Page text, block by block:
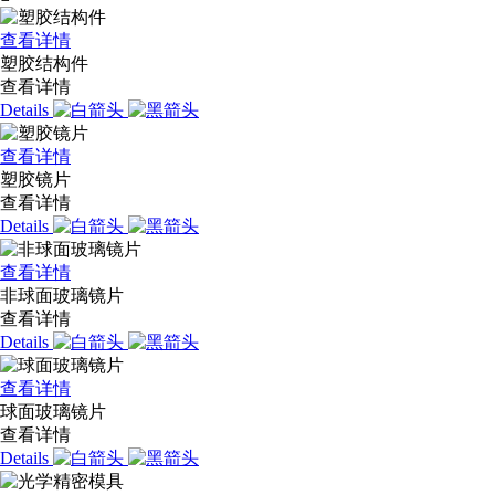
查看详情
塑胶结构件
查看详情
Details
查看详情
塑胶镜片
查看详情
Details
查看详情
非球面玻璃镜片
查看详情
Details
查看详情
球面玻璃镜片
查看详情
Details